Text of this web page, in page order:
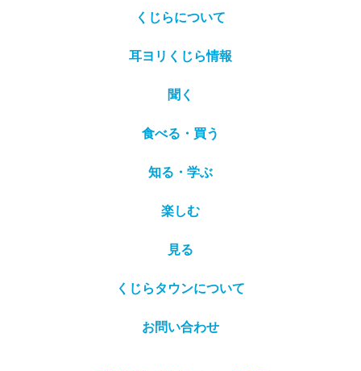
くじらについて
耳ヨリくじら情報
聞く
食べる・買う
知る・学ぶ
楽しむ
見る
くじらタウンについて
お問い合わせ